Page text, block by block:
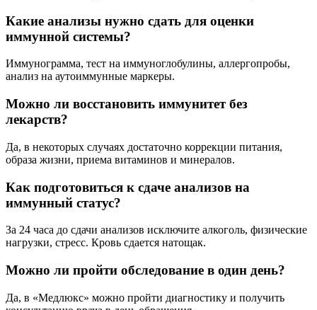
Какие анализы нужно сдать для оценки
иммунной системы?
Иммунограмма, тест на иммуноглобулины, аллергопробы,
анализ на аутоиммунные маркеры.
Можно ли восстановить иммунитет без
лекарств?
Да, в некоторых случаях достаточно коррекции питания,
образа жизни, приема витаминов и минералов.
Как подготовиться к сдаче анализов на
иммунный статус?
За 24 часа до сдачи анализов исключите алкоголь, физические
нагрузки, стресс. Кровь сдается натощак.
Можно ли пройти обследование в один день?
Да, в «Медлюкс» можно пройти диагностику и получить